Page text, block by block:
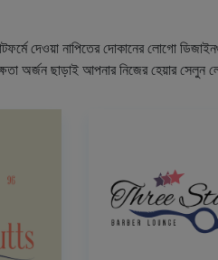
দেওয়া নাপিতের দোকানের লোগো
অর্জন ছাড়াই আপনার নিজের হেয়ার সেলুন